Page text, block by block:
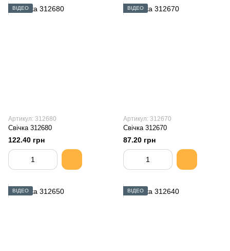
ВІДЕО
Артикул: 312680
Свiчка 312680
122.40 грн
ВІДЕО
Артикул: 312670
Свiчка 312670
87.20 грн
ВІДЕО ВІДЕО